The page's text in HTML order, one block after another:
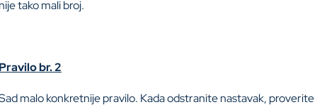
tako mali broj.
br. 2
malo konkretnije pravilo. Kada odstranite nastavak, proverite